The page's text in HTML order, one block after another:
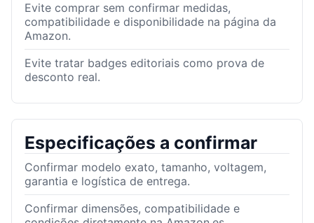
Evite comprar sem confirmar medidas,
compatibilidade e disponibilidade na página da
Amazon.
Evite tratar badges editoriais como prova de
desconto real.
Especificações a confirmar
Confirmar modelo exato, tamanho, voltagem,
garantia e logística de entrega.
Confirmar dimensões, compatibilidade e